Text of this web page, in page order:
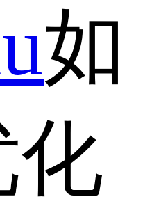
如
化